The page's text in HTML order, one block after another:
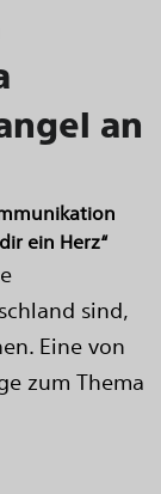
an
ein Herz“
sind,
Eine von
zum Thema